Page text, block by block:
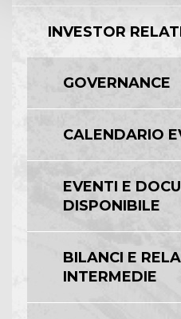
INVESTOR
GOVERNANCE
CALENDARIO
EVENTI E
DISPONIBILE
BILANCI E
INTERMEDIE